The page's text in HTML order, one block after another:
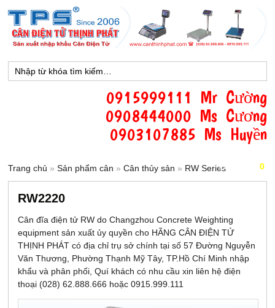
0915999111 Mr Cường
0908444000 Ms Cương
0903107885 Ms Huyền
Giỏ hàng [ 0]
Trang chủ »Sản phẩm cân »Cân thủy sản » RW Series
RW2220
Cân đĩa điện tử RW do Changzhou Concrete Weighting
equipment sản xuất ủy quyền cho HÃNG CÂN ĐIỆN TỬ
THỊNH PHÁT có địa chỉ trụ sở chính tại số 57 Đường Nguyễn
Văn Thương, Phường Thạnh Mỹ Tây, TP.Hồ Chí Minh nhập
khẩu và phân phối, Quí khách có nhu cầu xin liên hệ điện
thoại (028) 62.888.666 hoặc 0915.999.111